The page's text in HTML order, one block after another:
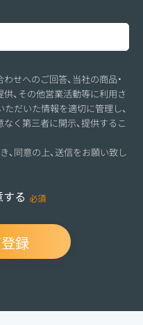
せへのご回答、当社の商品・
、その他営業活動等に利用さ
だいた情報を適切に管理し、
く第三者に開示、提供するこ
、同意の上、送信をお願い致し
る